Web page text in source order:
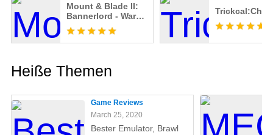
Mount & Blade II:
Bannerlord - War
Sails
Heiße Themen
Game Reviews
March 25, 2020
Bester Emulator, Brawl